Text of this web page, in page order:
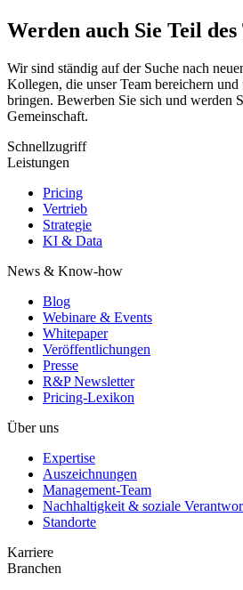
Werden auch Sie Teil des
Wir sind ständig auf der Suche nach
Kollegen, die unser Team bereichern
bringen. Bewerben Sie sich und werden
Gemeinschaft.
Schnellzugriff
Leistungen
Pricing
Vertrieb
Strategie
KI & Data
News & Know-how
Blog
Webinare & Events
Whitepaper
Veröffentlichungen
Presse
R&P Newsletter
Pricing-Lexikon
Über uns
Expertise
Auszeichnungen
Management-Team
Nachhaltigkeit & soziale
Standorte
Karriere
Branchen